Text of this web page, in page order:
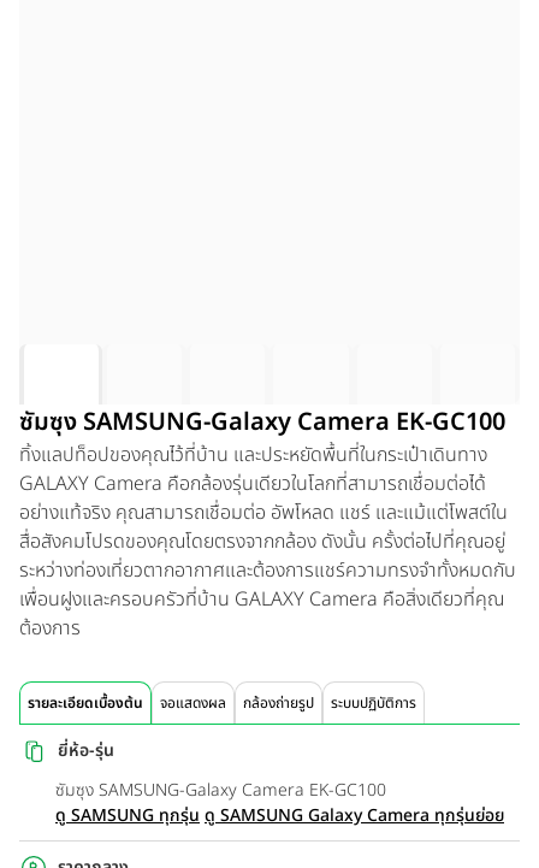
ซัมซุง SAMSUNG-Galaxy Camera EK-GC100
ทิ้งแลปท็อปของคุณไว้ที่บ้าน และประหยัดพื้นที่ในกระเป๋าเดินทาง
GALAXY Camera คือกล้องรุ่นเดียวในโลกที่สามารถเชื่อมต่อได้
อย่างแท้จริง คุณสามารถเชื่อมต่อ อัพโหลด แชร์ และแม้แต่โพสต์ใน
สื่อสังคมโปรดของคุณโดยตรงจากกล้อง ดังนั้น ครั้งต่อไปที่คุณอยู่
ระหว่างท่องเที่ยวตากอากาศและต้องการแชร์ความทรงจำทั้งหมดกับ
เพื่อนฝูงและครอบครัวที่บ้าน GALAXY Camera คือสิ่งเดียวที่คุณ
ต้องการ
รายละเอียดเบื้องต้น จอแสดงผล กล้องถ่ายรูป ระบบปฏิบัติการ
ยี่ห้อ-รุ่น
ซัมซุง SAMSUNG-Galaxy Camera EK-GC100
ดู SAMSUNG ทุกรุ่น ดู SAMSUNG Galaxy Camera ทุกรุ่นย่อย